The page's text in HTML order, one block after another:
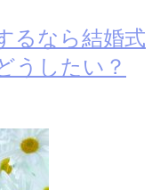
るなら結婚式
うしたい？